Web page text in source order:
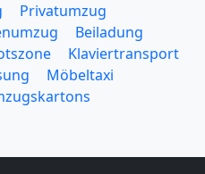
Privatumzug
Beiladung
Klaviertransport
Möbeltaxi